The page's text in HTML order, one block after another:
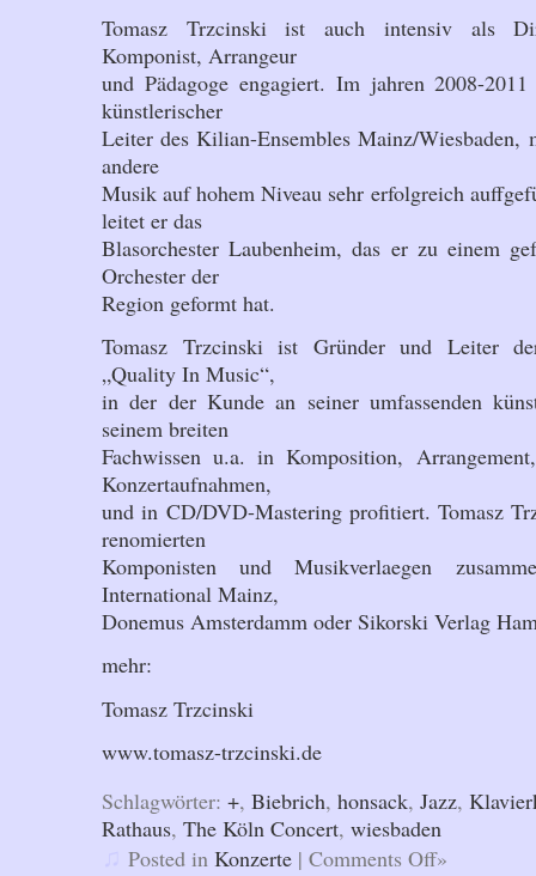
Tomasz Trzcinski ist auch intensiv als
Komponist, Arrangeur
und Pädagoge engagiert. Im jahren 2008-
künstlerischer
Leiter des Kilian-Ensembles Mainz/Wiesbaden,
andere
Musik auf hohem Niveau sehr erfolgreich
leitet er das
Blasorchester Laubenheim, das er zu einem
Orchester der
Region geformt hat.
Tomasz Trzcinski ist Gründer und Leiter
„Quality In Music“,
in der der Kunde an seiner umfassenden
seinem breiten
Fachwissen u.a. in Komposition,
Konzertaufnahmen,
und in CD/DVD-Mastering profitiert. Tomasz
renomierten
Komponisten und Musikverlaegen
International Mainz,
Donemus Amsterdamm oder Sikorski Verlag
mehr:
Tomasz Trzcinski
www.tomasz-trzcinski.de
Schlagwörter: +, Biebrich, honsack, Jazz,
Rathaus, The Köln Concert, wiesbaden
Posted in Konzerte | Comments Off»